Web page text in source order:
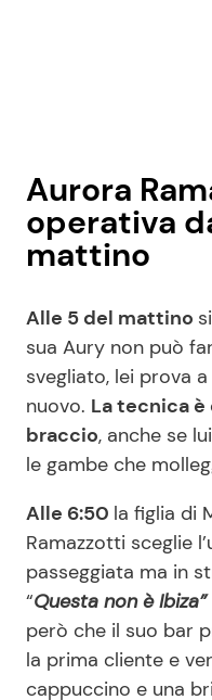
Aurora
operativa
mattino
Alle 5 del mattino
sua Aury non può
svegliato, lei prova
nuovo. La tecnica è
braccio, anche se
le gambe che
Alle 6:50 la figlia di
Ramazzotti sceglie
passeggiata ma in
“Questa non è Ibiza”
però che il suo bar
la prima cliente e
cappuccino e una